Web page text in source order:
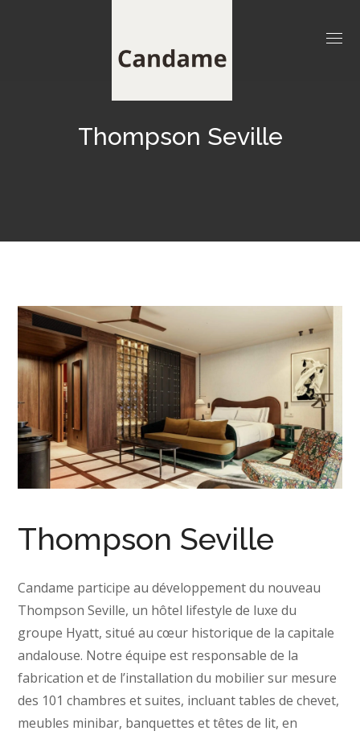
Thompson Seville
Thompson Seville
Candame participe au développement du nouveau
Thompson Seville, un hôtel lifestyle de luxe du
groupe Hyatt, situé au cœur historique de la capitale
andalouse. Notre équipe est responsable de la
fabrication et de l’installation du mobilier sur mesure
des 101 chambres et suites, incluant tables de chevet,
meubles minibar, banquettes et têtes de lit, en